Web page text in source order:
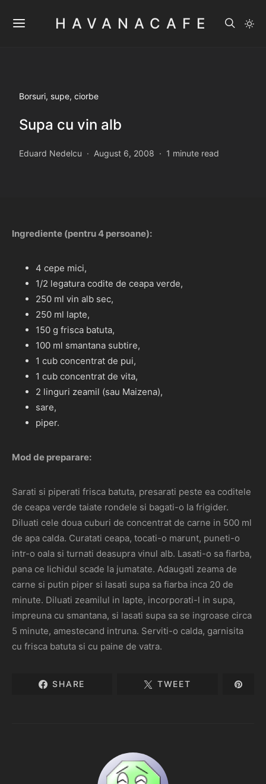
HAVANACAFE
Borsuri, supe, ciorbe
Supa cu vin alb
Eduard Nedelcu August 6, 2008 1 minute read
Ingrediente (pentru 4 persoane):
4 cepe mici,
1/2 legatura codite de ceapa verde,
250 ml vin alb sec,
250 ml lapte,
150 g frisca batuta,
100 ml smantana subtire,
1 cub concentrat de pui,
1 cub concentrat de vita,
2 linguri zeamil (sau Maizena),
sare,
piper.
Mod de preparare:
Sarati si piperati frisca batuta, presarati peste ea coditele
de ceapa verde taiate rondele si bagati-o la frigider.
Diluati cele doua cuburi de concentrat de carne in 500 ml
de apa calda. Curatati ceapa, tocati-o marunt, puneti-o
intr-o oala si turnati deasupra vinul alb. Lasati-o sa fiarba,
pana ce lichidul scade la jumatate. Adaugati zeama de
carne si putin piper si lasati supa sa fiarba inca 20 de
minute. Diluati zeamilul in lapte, incorporati-l in supa,
impreuna cu smantana, si lasati supa sa se ingroase circa
5 minute, amestecand intruna. Serviti-o calda, garnisita
cu frisca batuta si cu paine de vatra.
SHARE TWEET